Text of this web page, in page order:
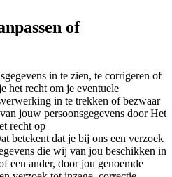
of
in te zien, te corrigeren of
het recht om je eventuele
in te trekken of bezwaar
jouw persoonsgegevens door Het
recht op
betekent dat je bij ons een verzoek
die wij van jou beschikken in
een ander, door jou genoemde